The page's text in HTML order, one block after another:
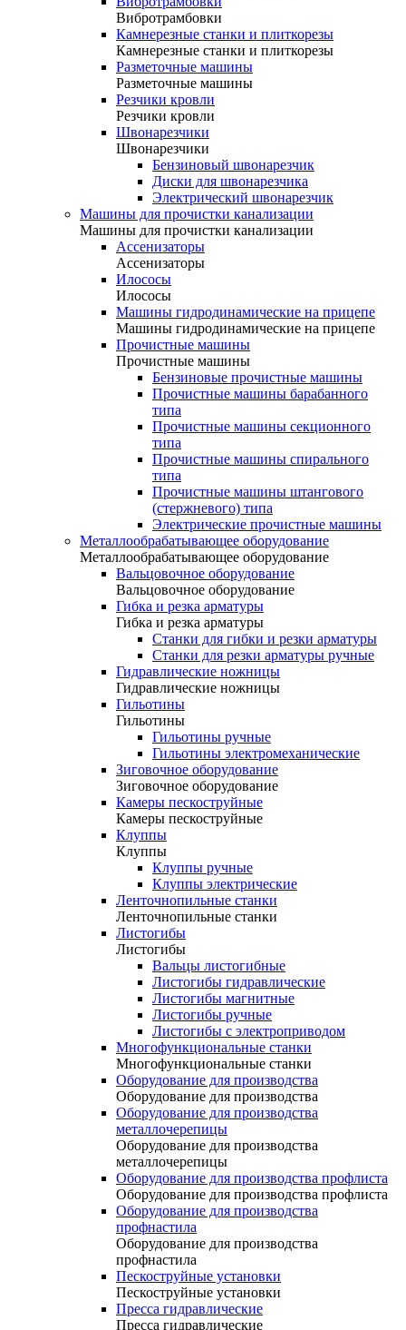
Вибротрамбовки
Камнерезные станки и плиткорезы
Камнерезные станки и плиткорезы
Разметочные машины
Разметочные машины
Резчики кровли
Резчики кровли
Швонарезчики
Швонарезчики
Бензиновый швонарезчик
Диски для швонарезчика
Электрический швонарезчик
Машины для прочистки канализации
Машины для прочистки канализации
Ассенизаторы
Ассенизаторы
Илососы
Илососы
Машины гидродинамические на прицепе
Машины гидродинамические на прицепе
Прочистные машины
Прочистные машины
Бензиновые прочистные машины
Прочистные машины барабанного
типа
Прочистные машины секционного
типа
Прочистные машины спирального
типа
Прочистные машины штангового
(стержневого) типа
Электрические прочистные машины
Металлообрабатывающее оборудование
Металлообрабатывающее оборудование
Вальцовочное оборудование
Вальцовочное оборудование
Гибка и резка арматуры
Гибка и резка арматуры
Станки для гибки и резки арматуры
Станки для резки арматуры ручные
Гидравлические ножницы
Гидравлические ножницы
Гильотины
Гильотины
Гильотины ручные
Гильотины электромеханические
Зиговочное оборудование
Зиговочное оборудование
Камеры пескоструйные
Камеры пескоструйные
Клуппы
Клуппы
Клуппы ручные
Клуппы электрические
Ленточнопильные станки
Ленточнопильные станки
Листогибы
Листогибы
Вальцы листогибные
Листогибы гидравлические
Листогибы магнитные
Листогибы ручные
Листогибы с электроприводом
Многофункциональные станки
Многофункциональные станки
Оборудование для производства
Оборудование для производства
Оборудование для производства
металлочерепицы
Оборудование для производства
металлочерепицы
Оборудование для производства профлиста
Оборудование для производства профлиста
Оборудование для производства
профнастила
Оборудование для производства
профнастила
Пескоструйные установки
Пескоструйные установки
Пресса гидравлические
Пресса гидравлические